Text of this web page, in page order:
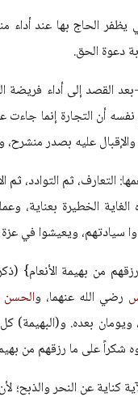
يظفر الحاج بها عند
دعوة الحق.
-بعد القصد إلى أداء
أن التجارة إنما
عليه بصدر
التعارف، ثم التوادد، ثم
الخطيرة بعناية،
سيادتهم، ويعيشوا في
من بهيمة الأنعام}
رضي الله عنهما، والحسن
بعده. و(البهيمة)
شكراً على ما رزقهم من
عن النحر والذبح؛